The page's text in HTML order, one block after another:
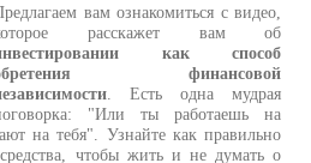
вам ознакомиться с видео,
расскажет вам об
как способ
финансовой
. Есть одна мудрая
"Или ты работаешь на
на тебя". Узнайте как правильно
чтобы жить и не думать о